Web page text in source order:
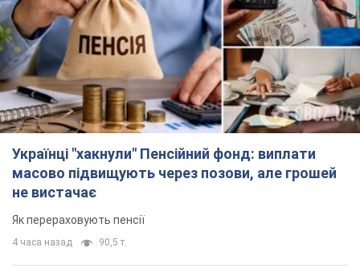
Українці "хакнули" Пенсійний фонд: виплати
масово підвищують через позови, але грошей
не вистачає
Як перераховують пенсії
4 часа назад 90,5 т.